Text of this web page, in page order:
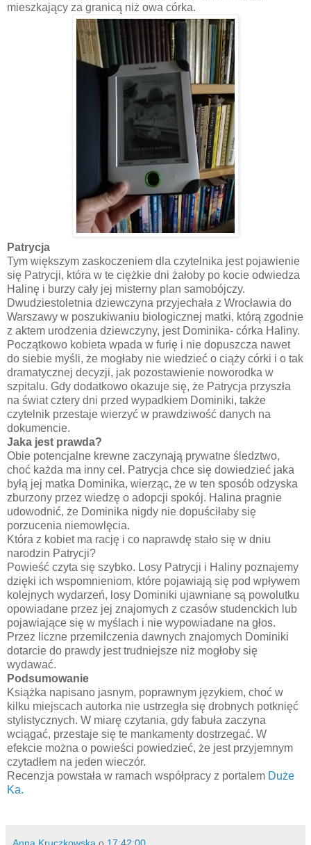
mieszkający za granicą niż owa córka.
Patrycja
Tym większym zaskoczeniem dla czytelnika jest pojawienie
się Patrycji, która w te ciężkie dni żałoby po kocie odwiedza
Halinę i burzy cały jej misterny plan samobójczy.
Dwudziestoletnia dziewczyna przyjechała z Wrocławia do
Warszawy w poszukiwaniu biologicznej matki, którą zgodnie
z aktem urodzenia dziewczyny, jest Dominika- córka Haliny.
Początkowo kobieta wpada w furię i nie dopuszcza nawet
do siebie myśli, że mogłaby nie wiedzieć o ciąży córki i o tak
dramatycznej decyzji, jak pozostawienie noworodka w
szpitalu. Gdy dodatkowo okazuje się, że Patrycja przyszła
na świat cztery dni przed wypadkiem Dominiki, także
czytelnik przestaje wierzyć w prawdziwość danych na
dokumencie.
Jaka jest prawda?
Obie potencjalne krewne zaczynają prywatne śledztwo,
choć każda ma inny cel. Patrycja chce się dowiedzieć jaka
byłą jej matka Dominika, wierząc, że w ten sposób odzyska
zburzony przez wiedzę o adopcji spokój. Halina pragnie
udowodnić, że Dominika nigdy nie dopuściłaby się
porzucenia niemowlęcia.
Która z kobiet ma rację i co naprawdę stało się w dniu
narodzin Patrycji?
Powieść czyta się szybko. Losy Patrycji i Haliny poznajemy
dzięki ich wspomnieniom, które pojawiają się pod wpływem
kolejnych wydarzeń, losy Dominiki ujawniane są powolutku
opowiadane przez jej znajomych z czasów studenckich lub
pojawiające się w myślach i nie wypowiadane na głos.
Przez liczne przemilczenia dawnych znajomych Dominiki
dotarcie do prawdy jest trudniejsze niż mogłoby się
wydawać.
Podsumowanie
Książka napisano jasnym, poprawnym językiem, choć w
kilku miejscach autorka nie ustrzegła się drobnych potknięć
stylistycznych. W miarę czytania, gdy fabuła zaczyna
wciągać, przestaje się te mankamenty dostrzegać. W
efekcie można o powieści powiedzieć, że jest przyjemnym
czytadłem na jeden wieczór.
Recenzja powstała w ramach współpracy z portalem Duże
Ka.